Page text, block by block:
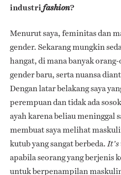
industrifashion?
Menurut saya, feminitas dan
gender. Sekarang mungkin
hangat, di mana banyak
gender baru, serta nuansa
Dengan latar belakang saya
perempuan dan tidak ada
ayah karena beliau meninggal
membuat saya melihat
kutub yang sangat berbeda.
apabila seorang yang berjenis
untuk berpenampilan